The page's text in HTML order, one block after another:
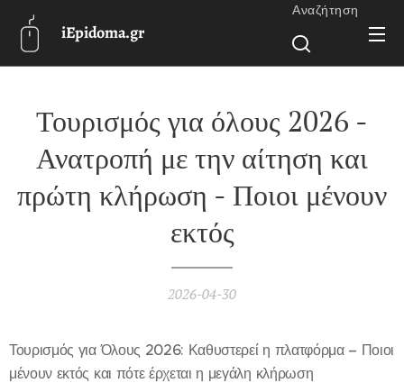
iEpidoma.gr
Αναζήτηση
Τουρισμός για όλους 2026 -
Ανατροπή με την αίτηση και
πρώτη κλήρωση - Ποιοι μένουν
εκτός
2026-04-30
Τουρισμός για Όλους 2026: Καθυστερεί η πλατφόρμα – Ποιοι
μένουν εκτός και πότε έρχεται η μεγάλη κλήρωση